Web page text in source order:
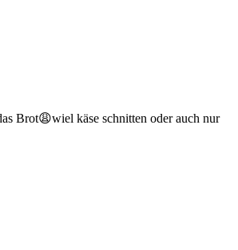
Brot😩wiel käse schnitten oder auch nur